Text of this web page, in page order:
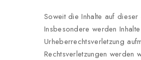
Soweit die Inhalte auf
Insbesondere werden
Urheberrechtsverletzung
Rechtsverletzungen werden